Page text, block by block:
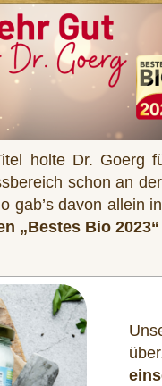
holte Dr. Goerg
schon an
gab’s davon allein
„Bestes Bio